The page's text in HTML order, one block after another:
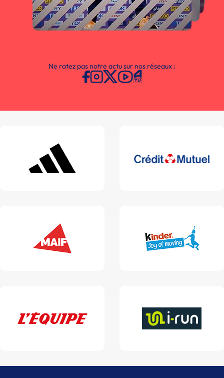
Ne ratez pas notre actu sur nos réseaux :